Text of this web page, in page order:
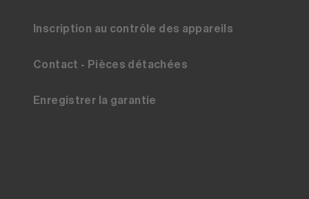
Inscription au contrôle des appareils
Contact - Pièces détachées
Enregistrer la garantie